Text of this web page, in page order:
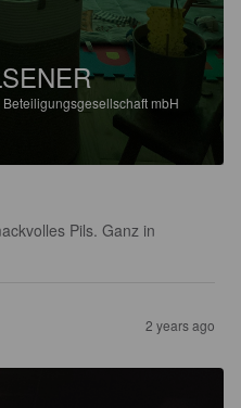
mbH
Pils. Ganz in
2 years ago